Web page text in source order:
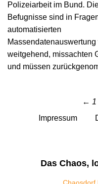
Polizeiarbeit im Bund.
Befugnisse sind in
automatisierten
Massendatenauswertung
weitgehend, missachten
und müssen
← 1
Impressum
Das Chaos,